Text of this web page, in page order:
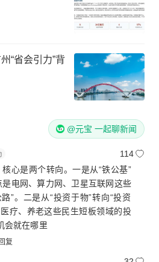
“省会引力”背
@元宝 一起聊新闻
114
心是两个转向。一是从“铁公基”
是电网、算力网、卫星互联网这些
”。二是从“投资于物”转向“投资
疗、养老这些民生短板领域的投
会就在哪里
回复